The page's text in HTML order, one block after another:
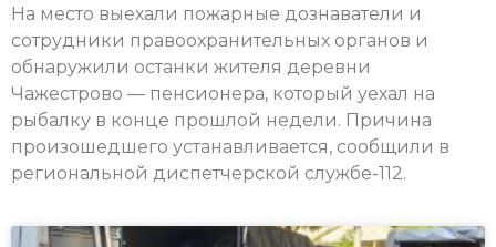
На место выехали пожарные дознаватели и
сотрудники правоохранительных органов и
обнаружили останки жителя деревни
Чажестрово — пенсионера, который уехал на
рыбалку в конце прошлой недели. Причина
произошедшего устанавливается, сообщили в
региональной диспетчерской службе-112.